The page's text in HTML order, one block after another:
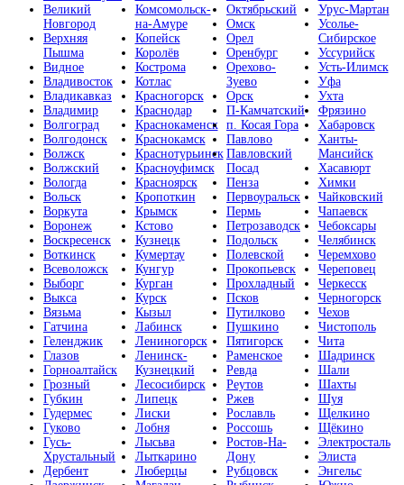
Великий
Новгород
Верхняя
Пышма
Видное
Владивосток
Владикавказ
Владимир
Волгоград
Волгодонск
Волжск
Волжский
Вологда
Вольск
Воркута
Воронеж
Воскресенск
Воткинск
Всеволожск
Выборг
Выкса
Вязьма
Гатчина
Геленджик
Глазов
Горноалтайск
Грозный
Губкин
Гудермес
Гуково
Гусь-
Хрустальный
Дербент
Комсомольск-
на-Амуре
Копейск
Королёв
Кострома
Котлас
Красногорск
Краснодар
Краснокаменск
Краснокамск
Краснотурьинск
Красноуфимск
Красноярск
Кропоткин
Крымск
Кстово
Кузнецк
Кумертау
Кунгур
Курган
Курск
Кызыл
Лабинск
Лениногорск
Ленинск-
Кузнецкий
Лесосибирск
Липецк
Лиски
Лобня
Лысьва
Лыткарино
Люберцы
Октябрьский
Омск
Орел
Оренбург
Орехово-
Зуево
Орск
П-Камчатский
п. Косая Гора
Павлово
Павловский
Посад
Пенза
Первоуральск
Пермь
Петрозаводск
Подольск
Полевской
Прокопьевск
Прохладный
Псков
Путилково
Пушкино
Пятигорск
Раменское
Ревда
Реутов
Ржев
Рославль
Россошь
Ростов-На-
Дону
Рубцовск
Урус-Мартан
Усолье-
Сибирское
Уссурийск
Усть-Илимск
Уфа
Ухта
Фрязино
Хабаровск
Ханты-
Мансийск
Хасавюрт
Химки
Чайковский
Чапаевск
Чебоксары
Челябинск
Черемхово
Череповец
Черкесск
Черногорск
Чехов
Чистополь
Чита
Шадринск
Шали
Шахты
Шуя
Щелкино
Щёкино
Электросталь
Элиста
Энгельс